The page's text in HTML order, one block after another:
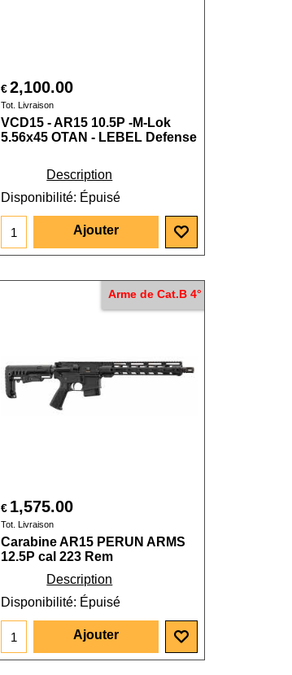
€2,100.00
Tot. Livraison
VCD15 - AR15 10.5P -M-Lok
5.56x45 OTAN - LEBEL Defense
Description
Disponibilité: Épuisé
Ajouter
Arme de Cat.B 4°
€ 1,575.00
Tot. Livraison
Carabine AR15 PERUN ARMS
12.5P cal 223 Rem
Description
Disponibilité: Épuisé
Ajouter